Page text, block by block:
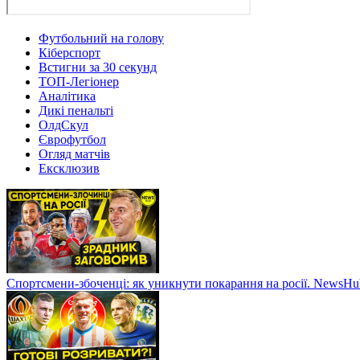
Футбольний на голову
Кіберспорт
Встигни за 30 секунд
ТОП-Легіонер
Аналітика
Дикі пенальті
ОлдСкул
Єврофутбол
Огляд матчів
Ексклюзив
Спортсмени-збоченці: як уникнути покарання на росії.